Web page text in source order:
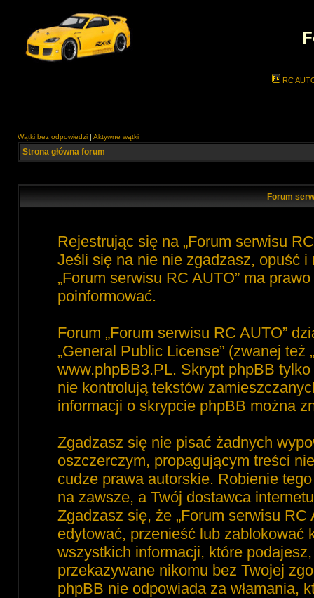
RC
Wątki bez odpowiedzi | Aktywne wątki
Strona główna forum
Forum
Rejestrując się na „Forum serwisu
Jeśli się na nie nie zgadzasz, opuść i
„Forum serwisu RC AUTO” ma
poinformować.
Forum „Forum serwisu RC AUTO”
„General Public License” (zwanej też
www.phpBB3.PL. Skrypt phpBB
nie kontrolują tekstów
informacji o skrypcie phpBB można
Zgadzasz się nie pisać żadnych
oszczerczym, propagującym treści
cudze prawa autorskie. Robienie
na zawsze, a Twój dostawca
Zgadzasz się, że „Forum serwisu
edytować, przenieść lub zablokować
wszystkich informacji, które
przekazywane nikomu bez Twojej
phpBB nie odpowiada za włamania,